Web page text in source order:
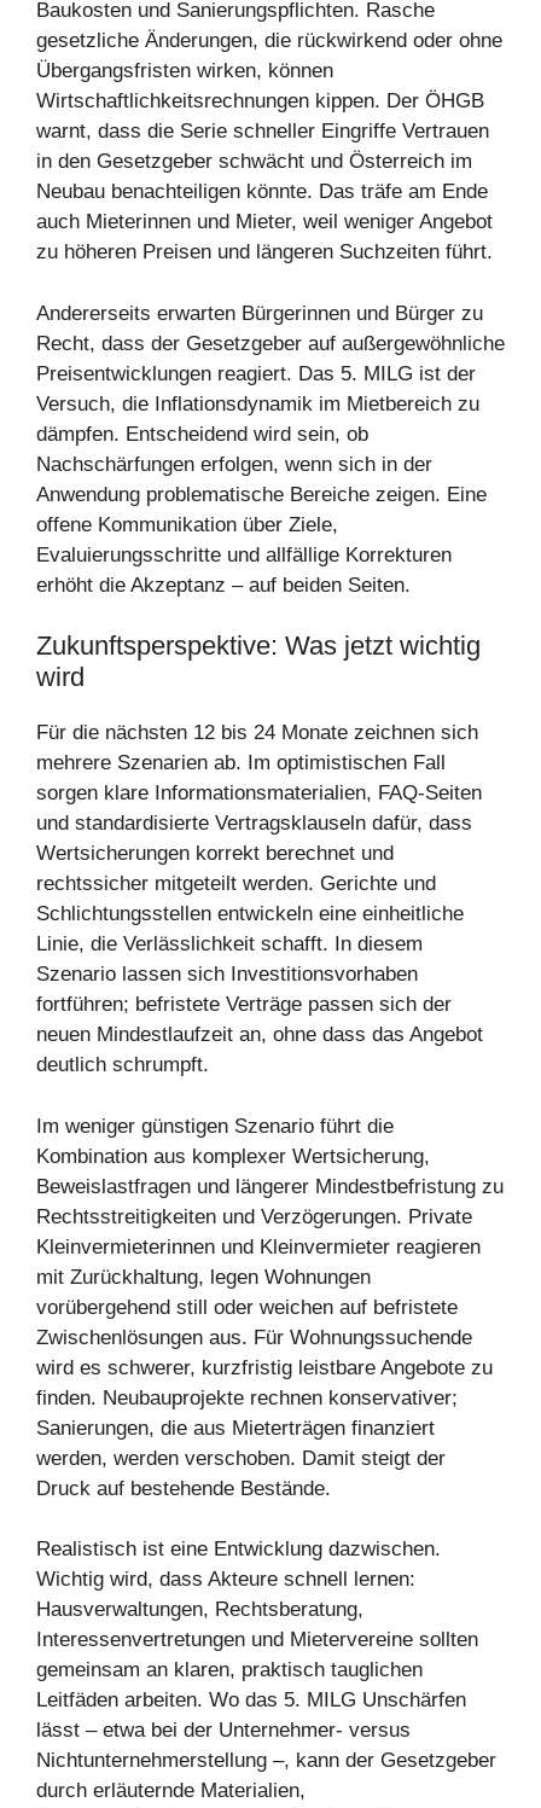
Baukosten und Sanierungspflichten. Rasche
gesetzliche Änderungen, die rückwirkend oder ohne
Übergangsfristen wirken, können
Wirtschaftlichkeitsrechnungen kippen. Der ÖHGB
warnt, dass die Serie schneller Eingriffe Vertrauen
in den Gesetzgeber schwächt und Österreich im
Neubau benachteiligen könnte. Das träfe am Ende
auch Mieterinnen und Mieter, weil weniger Angebot
zu höheren Preisen und längeren Suchzeiten führt.
Andererseits erwarten Bürgerinnen und Bürger zu
Recht, dass der Gesetzgeber auf außergewöhnliche
Preisentwicklungen reagiert. Das 5. MILG ist der
Versuch, die Inflationsdynamik im Mietbereich zu
dämpfen. Entscheidend wird sein, ob
Nachschärfungen erfolgen, wenn sich in der
Anwendung problematische Bereiche zeigen. Eine
offene Kommunikation über Ziele,
Evaluierungsschritte und allfällige Korrekturen
erhöht die Akzeptanz – auf beiden Seiten.
Zukunftsperspektive: Was jetzt wichtig
wird
Für die nächsten 12 bis 24 Monate zeichnen sich
mehrere Szenarien ab. Im optimistischen Fall
sorgen klare Informationsmaterialien, FAQ-Seiten
und standardisierte Vertragsklauseln dafür, dass
Wertsicherungen korrekt berechnet und
rechtssicher mitgeteilt werden. Gerichte und
Schlichtungsstellen entwickeln eine einheitliche
Linie, die Verlässlichkeit schafft. In diesem
Szenario lassen sich Investitionsvorhaben
fortführen; befristete Verträge passen sich der
neuen Mindestlaufzeit an, ohne dass das Angebot
deutlich schrumpft.
Im weniger günstigen Szenario führt die
Kombination aus komplexer Wertsicherung,
Beweislastfragen und längerer Mindestbefristung zu
Rechtsstreitigkeiten und Verzögerungen. Private
Kleinvermieterinnen und Kleinvermieter reagieren
mit Zurückhaltung, legen Wohnungen
vorübergehend still oder weichen auf befristete
Zwischenlösungen aus. Für Wohnungssuchende
wird es schwerer, kurzfristig leistbare Angebote zu
finden. Neubauprojekte rechnen konservativer;
Sanierungen, die aus Mieterträgen finanziert
werden, werden verschoben. Damit steigt der
Druck auf bestehende Bestände.
Realistisch ist eine Entwicklung dazwischen.
Wichtig wird, dass Akteure schnell lernen:
Hausverwaltungen, Rechtsberatung,
Interessenvertretungen und Mietervereine sollten
gemeinsam an klaren, praktisch tauglichen
Leitfäden arbeiten. Wo das 5. MILG Unschärfen
lässt – etwa bei der Unternehmer- versus
Nichtunternehmerstellung –, kann der Gesetzgeber
durch erläuternde Materialien,